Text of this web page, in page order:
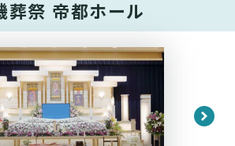
葬祭 帝都ホール